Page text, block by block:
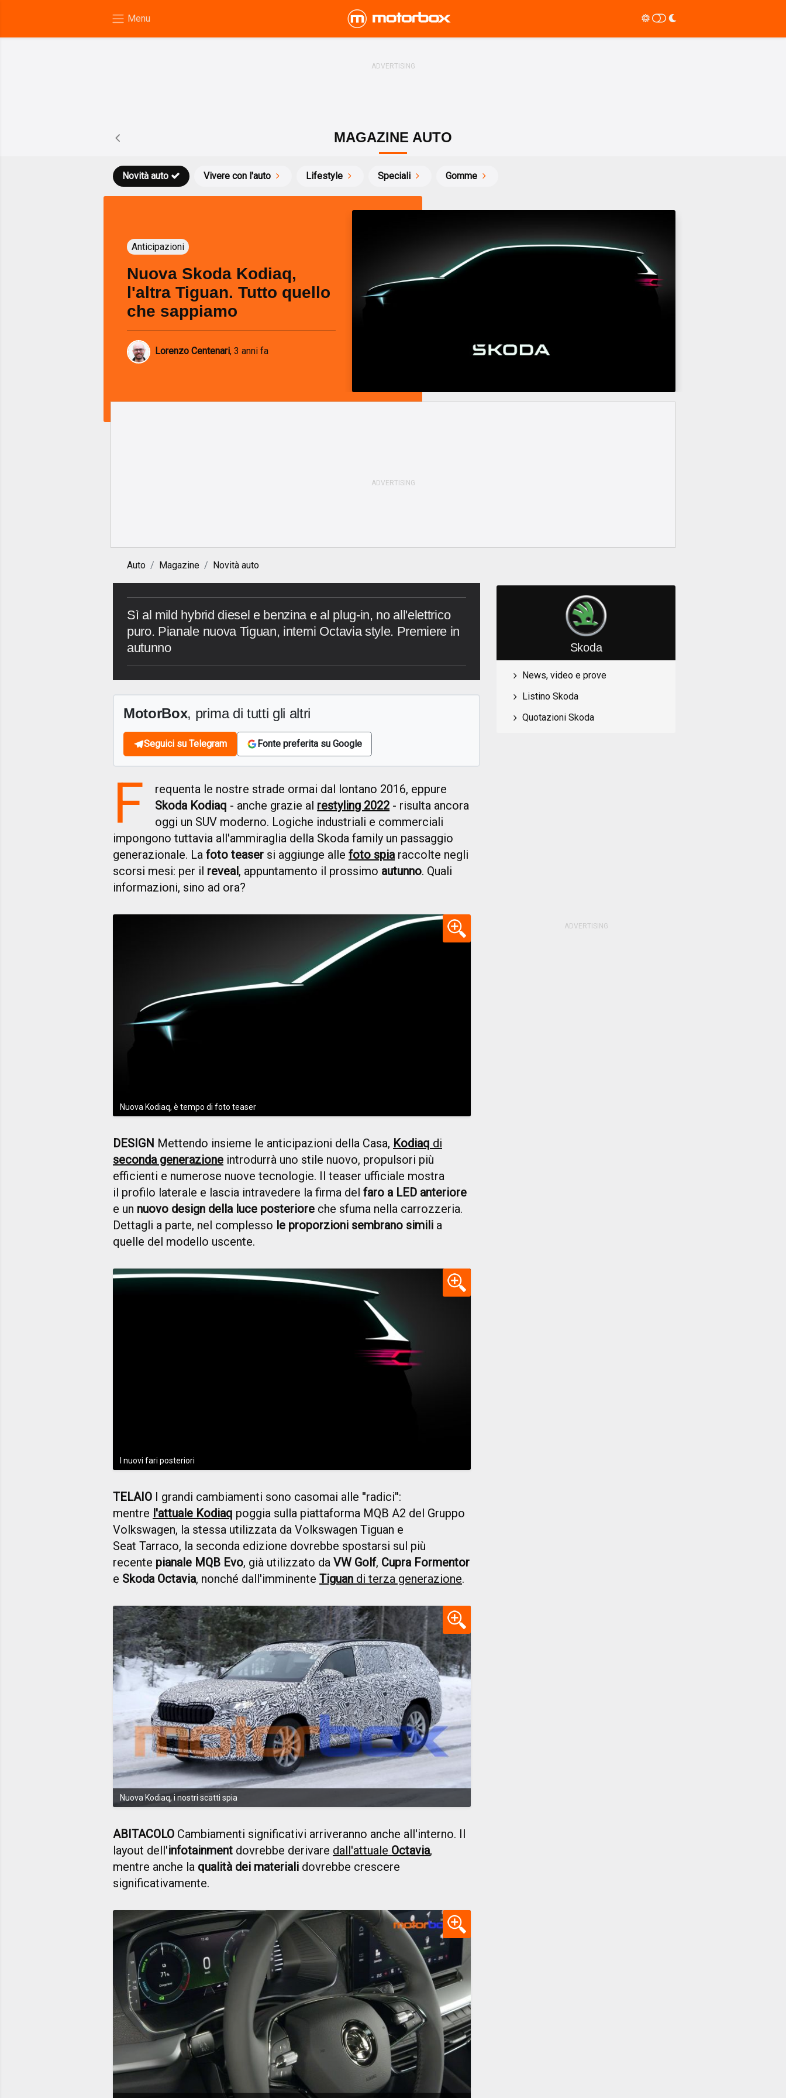
MAGAZINE AUTO
Novità auto Vivere con l'auto Lifestyle Speciali Gomme
Anticipazioni
Nuova Skoda Kodiaq,
l'altra Tiguan. Tutto quello
che sappiamo
Lorenzo Centenari, 3 anni fa
Auto Magazine Novità auto
Sì al mild hybrid diesel e benzina e al plug-in, no all'elettrico
puro. Pianale nuova Tiguan, interni Octavia style. Premiere in
autunno
MotorBox, prima di tutti gli altri
Seguici su Telegram Fonte preferita su Google
F
requenta le nostre strade ormai dal lontano 2016, eppure
Skoda Kodiaq - anche grazie al restyling 2022 - risulta ancora
oggi un SUV moderno. Logiche industriali e commerciali
impongono tuttavia all'ammiraglia della Skoda family un passaggio
generazionale. La foto teaser si aggiunge alle foto spiaraccolte negli
scorsi mesi: per il reveal, appuntamento il prossimo autunno. Quali
informazioni, sino ad ora?
Nuova Kodiaq, è tempo di foto teaser
DESIGN Mettendo insieme le anticipazioni della Casa, Kodiaq di
seconda generazione introdurrà uno stile nuovo, propulsori più
efficienti e numerose nuove tecnologie. Il teaser ufficiale mostra
il profilo laterale e lascia intravedere la firma del faro a LED anteriore
e un nuovo design della luce posteriore che sfuma nella carrozzeria.
Dettagli a parte, nel complesso le proporzioni sembrano simili a
quelle del modello uscente.
I nuovi fari posteriori
TELAIO I grandi cambiamenti sono casomai alle ''radici'':
mentre l'attuale Kodiaq poggia sulla piattaforma MQB A2 del Gruppo
Volkswagen, la stessa utilizzata da Volkswagen Tiguan e
Seat Tarraco, la seconda edizione dovrebbe spostarsi sul più
recente pianale MQB Evo, già utilizzato da VW Golf, Cupra Formentor
e Skoda Octavia, nonché dall'imminente Tiguan di terza generazione.
Nuova Kodiaq, i nostri scatti spia
ABITACOLO Cambiamenti significativi arriveranno anche all'interno. Il
layout dell'infotainment dovrebbe derivare dall'attuale Octavia,
mentre anche la qualità dei materiali dovrebbe crescere
significativamente.
Skoda
News, video e prove
Listino Skoda
Quotazioni Skoda